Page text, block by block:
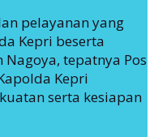
pelayanan yang
Kepri beserta
tepatnya Pos
Kepri
serta kesiapan